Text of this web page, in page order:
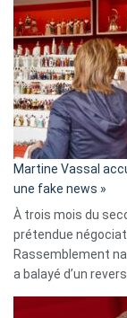
Martine Vassal
une fake news »
À trois mois du
prétendue
Rassemblement
a balayé d’un